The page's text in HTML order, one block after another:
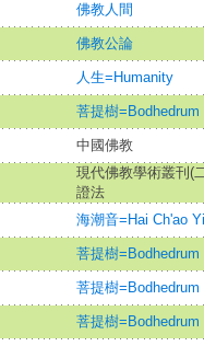
佛教人間
佛教公論
人生=Humanity
菩提樹=Bodhedrum
中國佛教
現代佛教學術叢刊(
證法
海潮音=Hai Ch'ao
菩提樹=Bodhedrum
菩提樹=Bodhedrum
菩提樹=Bodhedrum